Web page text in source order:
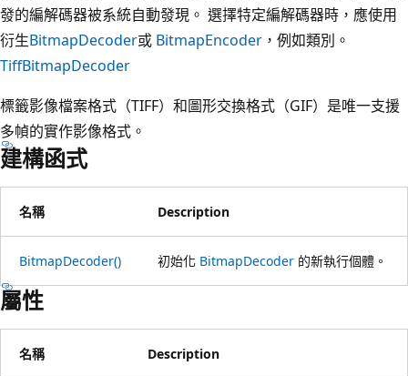
發的編解碼器被系統自動發現。 選擇特定編解碼器時，應使用
衍生BitmapDecoder或 BitmapEncoder ，例如類別。
TiffBitmapDecoder
標籤影像檔案格式（TIFF）和圖形交換格式（GIF）是唯一支援
多幀的實作影像格式。
建構函式
名稱 Description
BitmapDecoder() 初始化 BitmapDecoder 的新執行個體。
屬性
名稱 Description